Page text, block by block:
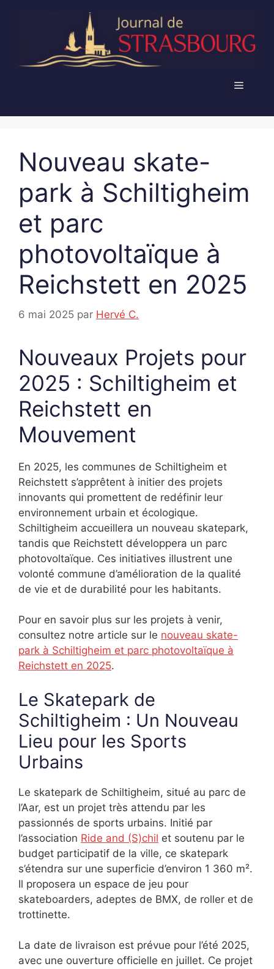
Menu
Nouveau skate-
park à Schiltigheim
et parc
photovoltaïque à
Reichstett en 2025
6 mai 2025 par Hervé C.
Nouveaux Projets pour
2025 : Schiltigheim et
Reichstett en
Mouvement
En 2025, les communes de Schiltigheim et
Reichstett s’apprêtent à initier des projets
innovants qui promettent de redéfinir leur
environnement urbain et écologique.
Schiltigheim accueillera un nouveau skatepark,
tandis que Reichstett développera un parc
photovoltaïque. Ces initiatives illustrent une
volonté commune d’amélioration de la qualité
de vie et de durabilité pour les habitants.
Pour en savoir plus sur les projets à venir,
consultez notre article sur le nouveau skate-
park à Schiltigheim et parc photovoltaïque à
Reichstett en 2025.
Le Skatepark de
Schiltigheim : Un Nouveau
Lieu pour les Sports
Urbains
Le skatepark de Schiltigheim, situé au parc de
l’Aar, est un projet très attendu par les
passionnés de sports urbains. Initié par
l’association Ride and (S)chil et soutenu par le
budget participatif de la ville, ce skatepark
s’étendra sur une superficie d’environ 1 360 m².
Il proposera un espace de jeu pour
skateboarders, adeptes de BMX, de roller et de
trottinette.
La date de livraison est prévue pour l’été 2025,
avec une ouverture officielle en juillet. Ce projet